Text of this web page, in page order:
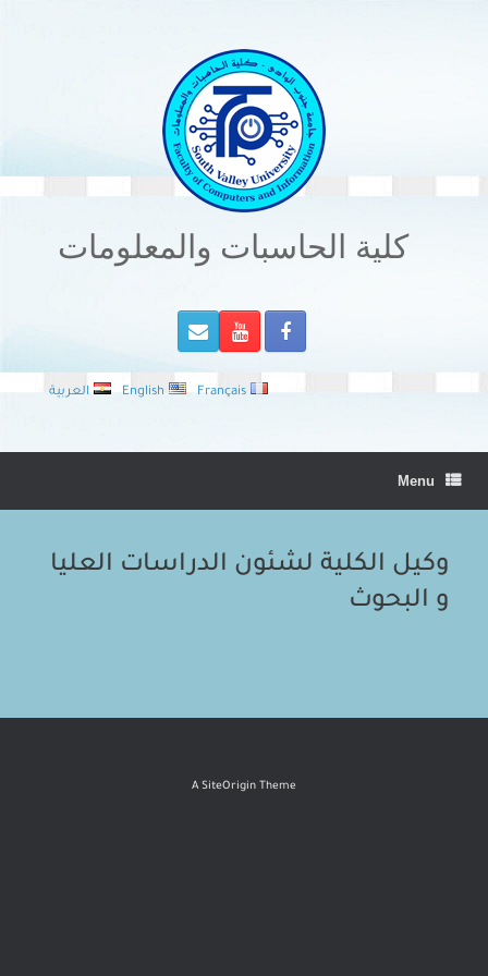
كلية الحاسبات والمعلومات
العربية English Français
Menu
وكيل الكلية لشئون الدراسات العليا
و البحوث
A SiteOrigin Theme